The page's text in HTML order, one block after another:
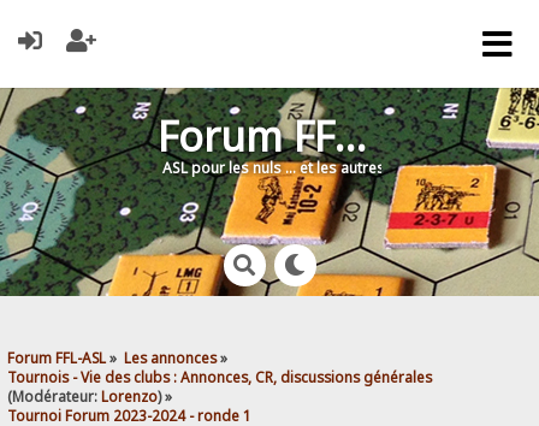
Forum FFL-ASL
ASL pour les nuls … et les autres !
Forum FFL-ASL» Les annonces»
Tournois - Vie des clubs : Annonces, CR, discussions générales
(Modérateur:Lorenzo) »
Tournoi Forum 2023-2024 - ronde 1